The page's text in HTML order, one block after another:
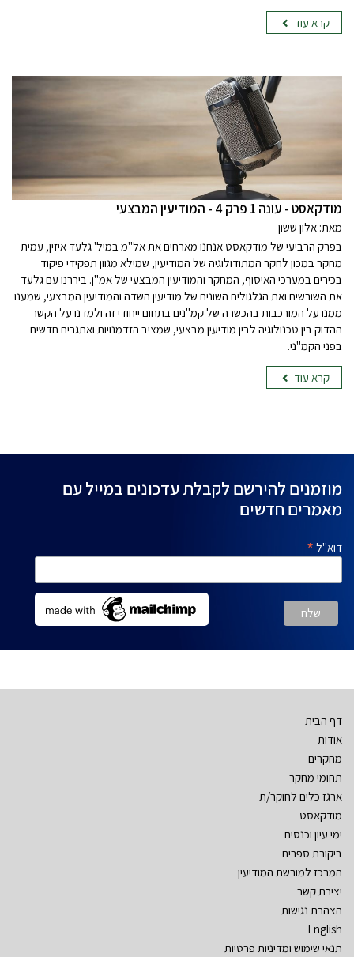
קרא עוד
מודקאסט - עונה 1 פרק 4 - המודיעין המבצעי
מאת: אלון ששון
בפרק הרביעי של מודקאסט אנחנו מארחים את אל"מ במיל' גלעד איזין, עמית
מחקר במכון לחקר המתודולוגיה של המודיעין, שמילא מגוון תפקידי פיקוד
בכירים במערכי האיסוף, המחקר והמודיעין המבצעי של אמ"ן. ביררנו עם גלעד
את השורשים ואת הגלגולים השונים של מודיעין השדה והמודיעין המבצעי, שמענו
ממנו על המורכבות בהכשרה של קמ"נים בתחום ייחודי זה ולמדנו על הקשר
ההדוק בין טכנולוגיה לבין מודיעין מבצעי, שמציב הזדמנויות ואתגרים חדשים
בפני הקמ"ני.
קרא עוד
מוזמנים להירשם לקבלת עדכונים במייל עם
מאמרים חדשים
דוא"ל *
דף הבית
אודות
מחקרים
תחומי מחקר
ארגז כלים לחוקר/ת
מודקאסט
ימי עיון וכנסים
ביקורת ספרים
המרכז למורשת המודיעין
יצירת קשר
הצהרת נגישות
English
תנאי שימוש ומדיניות פרטיות